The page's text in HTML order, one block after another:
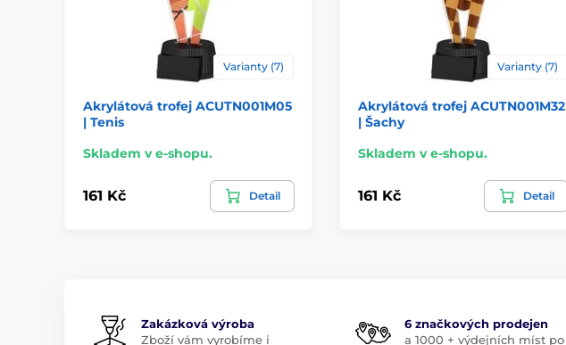
Varianty (7)
Akrylátová trofej ACUTN001M05
| Tenis
Skladem v e-shopu.
161 Kč Detail
Varianty (7)
Akrylátová trofej ACUTN001M32
| Šachy
Skladem v e-shopu.
161 Kč Detail
Zakázková výroba
Zboží vám vyrobíme i
6 značkových prodejen
a 1000 + výdejních míst po